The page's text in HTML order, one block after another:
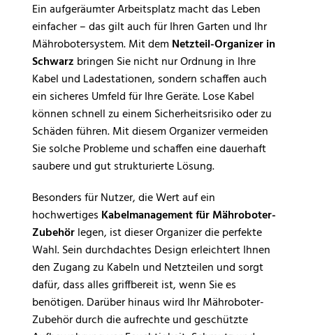
Ein aufgeräumter Arbeitsplatz macht das Leben
einfacher – das gilt auch für Ihren Garten und Ihr
Mährobotersystem. Mit dem Netzteil-Organizer in
Schwarz bringen Sie nicht nur Ordnung in Ihre
Kabel und Ladestationen, sondern schaffen auch
ein sicheres Umfeld für Ihre Geräte. Lose Kabel
können schnell zu einem Sicherheitsrisiko oder zu
Schäden führen. Mit diesem Organizer vermeiden
Sie solche Probleme und schaffen eine dauerhaft
saubere und gut strukturierte Lösung.
Besonders für Nutzer, die Wert auf ein
hochwertiges Kabelmanagement für Mähroboter-
Zubehörlegen, ist dieser Organizer die perfekte
Wahl. Sein durchdachtes Design erleichtert Ihnen
den Zugang zu Kabeln und Netzteilen und sorgt
dafür, dass alles griffbereit ist, wenn Sie es
benötigen. Darüber hinaus wird Ihr Mähroboter-
Zubehör durch die aufrechte und geschützte